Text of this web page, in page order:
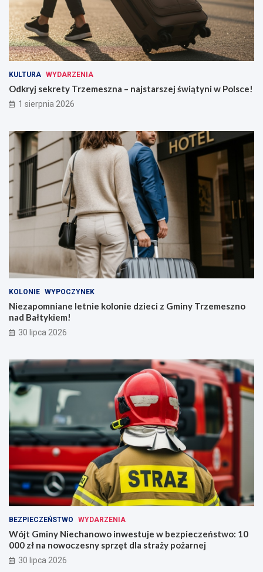
KULTURA WYDARZENIA
Odkryj sekrety Trzemeszna – najstarszej świątyni w Polsce!
1 sierpnia 2026
KOLONIE WYPOCZYNEK
Niezapomniane letnie kolonie dzieci z Gminy Trzemeszno
nad Bałtykiem!
30 lipca 2026
BEZPIECZEŃSTWO WYDARZENIA
Wójt Gminy Niechanowo inwestuje w bezpieczeństwo: 10
000 zł na nowoczesny sprzęt dla straży pożarnej
30 lipca 2026